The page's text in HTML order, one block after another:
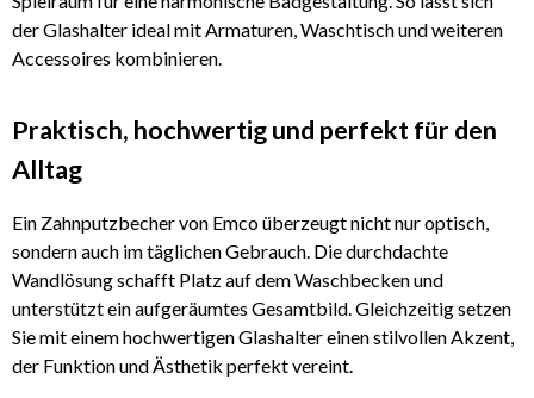
der Glashalter ideal mit Armaturen, Waschtisch und weiteren
Accessoires kombinieren.
Praktisch, hochwertig und perfekt für den
Alltag
Ein Zahnputzbecher von Emco überzeugt nicht nur optisch,
sondern auch im täglichen Gebrauch. Die durchdachte
Wandlösung schafft Platz auf dem Waschbecken und
unterstützt ein aufgeräumtes Gesamtbild. Gleichzeitig setzen
Sie mit einem hochwertigen Glashalter einen stilvollen Akzent,
der Funktion und Ästhetik perfekt vereint.